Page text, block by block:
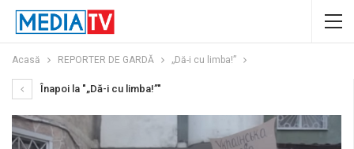
Acasă REPORTER DE GARDĂ „Dă-i cu limba!”
Înapoi la "„Dă-i cu limba!”"